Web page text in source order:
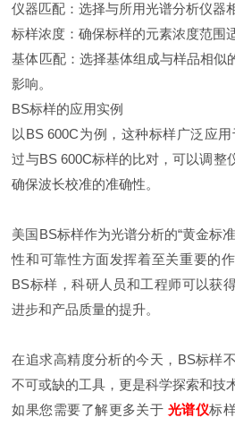
仪器匹配：选择与所用光谱分析仪器
标样浓度：确保标样的元素浓度范围
基体匹配：选择基体组成与样品相似
影响。
BS标样的应用实例
以BS 600C为例，这种标样广泛应
过与BS 600C标样的比对，可以调整
确保波长校准的准确性。
美国BS标样作为光谱分析的“黄金标
性和可靠性方面发挥着至关重要的
BS标样，科研人员和工程师可以获
进步和产品质量的提升。
在追求高精度分析的今天，BS标样
不可或缺的工具，更是科学探索和技
如果您需要了解更多关于 光谱仪标